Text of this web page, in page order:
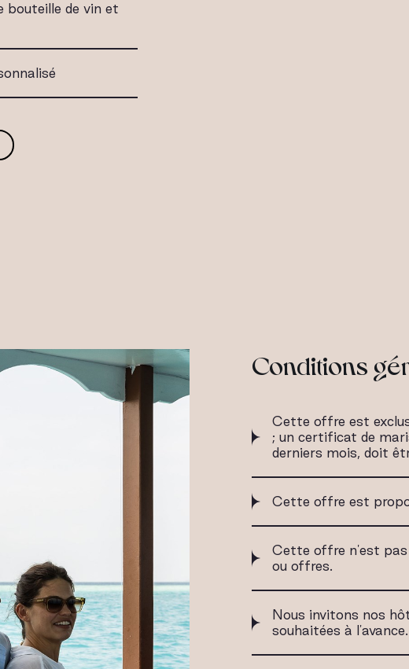
bouteille de vin et
Conditions
Cette offre est
; un certificat de
derniers mois, doit
Cette offre est
Cette offre n'est pas
ou offres.
Nous invitons nos
souhaitées à l'avance.